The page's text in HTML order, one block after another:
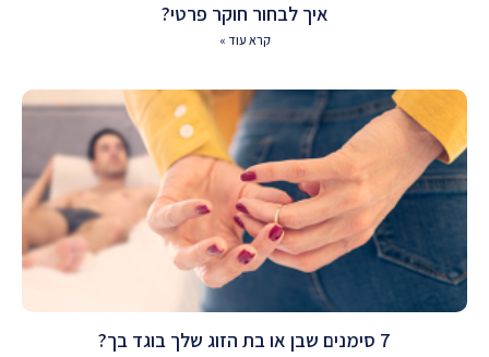
איך לבחור חוקר פרטי?
קרא עוד »
7 סימנים שבן או בת הזוג שלך בוגד בך?